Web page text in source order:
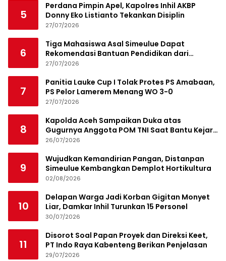
5
Perdana Pimpin Apel, Kapolres Inhil AKBP
Donny Eko Listianto Tekankan Disiplin
27/07/2026
6
Tiga Mahasiswa Asal Simeulue Dapat
Rekomendasi Bantuan Pendidikan dari
Jamaluddin Idham
27/07/2026
7
Panitia Lauke Cup I Tolak Protes PS Amabaan,
PS Pelor Lamerem Menang WO 3-0
27/07/2026
8
Kapolda Aceh Sampaikan Duka atas
Gugurnya Anggota POM TNI Saat Bantu Kejar
Bandar Narkoba
26/07/2026
9
Wujudkan Kemandirian Pangan, Distanpan
Simeulue Kembangkan Demplot Hortikultura
02/08/2026
10
Delapan Warga Jadi Korban Gigitan Monyet
Liar, Damkar Inhil Turunkan 15 Personel
30/07/2026
11
Disorot Soal Papan Proyek dan Direksi Keet,
PT Indo Raya Kabenteng Berikan Penjelasan
29/07/2026